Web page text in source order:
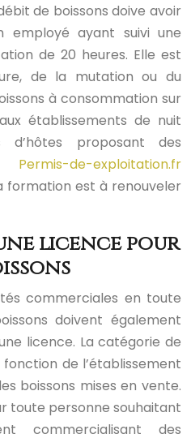
de boissons doive avoir
employé ayant suivi une
de 20 heures. Elle est
de la mutation ou du
à consommation sur
établissements de nuit
d’hôtes proposant des
Permis-de-exploitation.fr
formation est à renouveler
licence pour
commerciales en toute
doivent également
licence. La catégorie de
de l’établissement
boissons mises en vente.
toute personne souhaitant
commercialisant des